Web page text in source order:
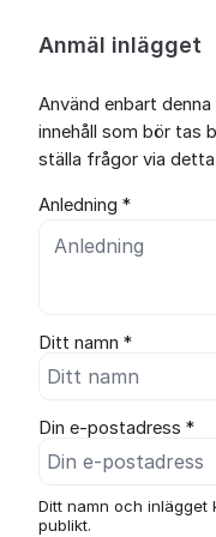
Anmäl inlägget
Använd enbart
innehåll som bör tas
ställa frågor via
Anledning *
Ditt namn *
Din e-postadress *
Ditt namn och inlägget
publikt.